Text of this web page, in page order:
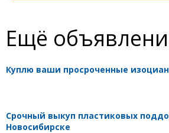
Ещё
Куплю ваши просроченные
Срочный выкуп пластиковых
Новосибирске